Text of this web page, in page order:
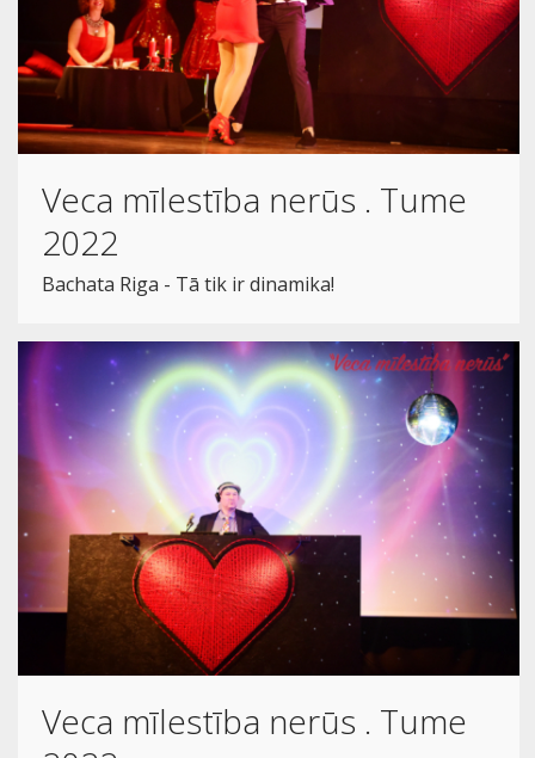
Veca mīlestība nerūs . Tume
2022
Bachata Riga - Tā tik ir dinamika!
Veca mīlestība nerūs . Tume